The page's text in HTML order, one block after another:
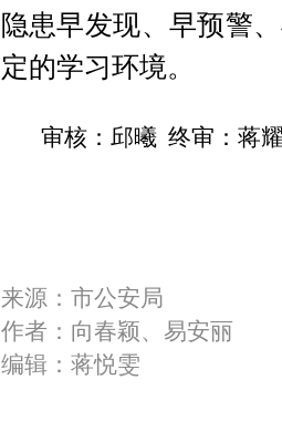
隐患早发现、早预警
定的学习环境。
审核：邱曦 终审：蒋
来源：市公安局
作者：向春颖、易安丽
编辑：蒋悦雯